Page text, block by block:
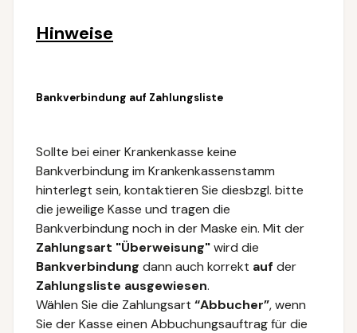
Hinweise
Bankverbindung auf Zahlungsliste
Sollte bei einer Krankenkasse keine
Bankverbindung im Krankenkassenstamm
hinterlegt sein, kontaktieren Sie diesbzgl. bitte
die jeweilige Kasse und tragen die
Bankverbindung noch in der Maske ein. Mit der
Zahlungsart "Überweisung"wird die
Bankverbindung dann auch korrekt auf der
Zahlungsliste ausgewiesen.
Wählen Sie die Zahlungsart “Abbucher”, wenn
Sie der Kasse einen Abbuchungsauftrag für die